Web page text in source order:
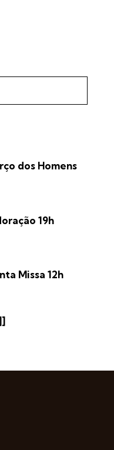
dos Homens
19h
Missa 12h